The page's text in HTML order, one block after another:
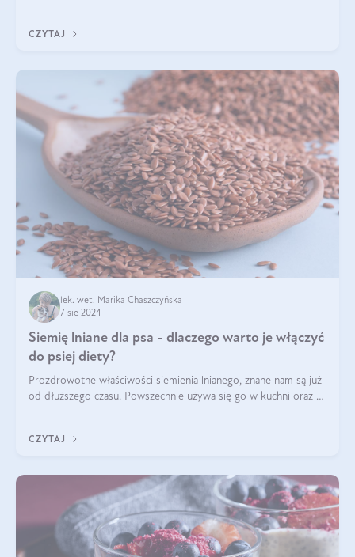
CZYTAJ
lek. wet. Marika Chaszczyńska
7 sie 2024
Siemię lniane dla psa - dlaczego warto je włączyć
do psiej diety?
Prozdrowotne właściwości siemienia lnianego, znane nam są już
od dłuższego czasu. Powszechnie używa się go w kuchni oraz w
CZYTAJ